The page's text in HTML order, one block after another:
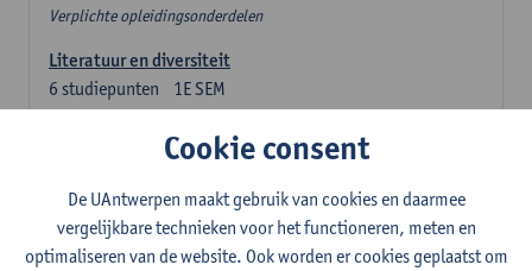
Verplichte opleidingsonderdelen
Literatuur en diversiteit
1E SEM
6 studiepunten
Lesgever(s):
Remco Sleiderink
Inleiding tot de algemene taalwetenschap
2E SEM
studiepunten
Lesgever(s):
Astrid De Wit Peter Petré
Cookie consent
De UAntwerpen maakt gebruik van cookies en daarmee
vergelijkbare technieken voor het functioneren, meten en
optimaliseren van de website. Ook worden er cookies geplaatst om